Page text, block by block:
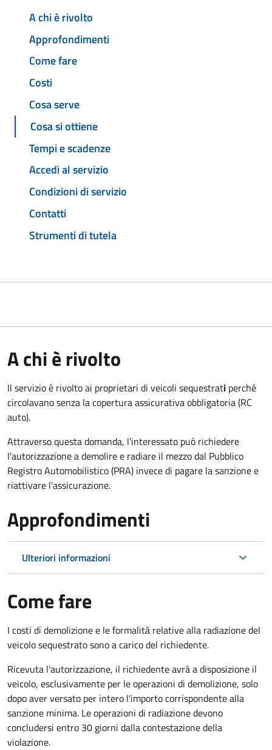
A chi è rivolto
Approfondimenti
Come fare
Costi
Cosa serve
Cosa si ottiene
Tempi e scadenze
Accedi al servizio
Condizioni di servizio
Contatti
Strumenti di tutela
A chi è rivolto
Il servizio è rivolto ai proprietari di veicoli sequestrati perché
circolavano senza la copertura assicurativa obbligatoria (RC
auto).
Attraverso questa domanda, l'interessato può richiedere
l'autorizzazione a demolire e radiare il mezzo dal Pubblico
Registro Automobilistico (PRA) invece di pagare la sanzione e
riattivare l'assicurazione.
Approfondimenti
Ulteriori informazioni
Come fare
I costi di demolizione e le formalità relative alla radiazione del
veicolo sequestrato sono a carico del richiedente.
Ricevuta l'autorizzazione, il richiedente avrà a disposizione il
veicolo, esclusivamente per le operazioni di demolizione, solo
dopo aver versato per intero l'importo corrispondente alla
sanzione minima. Le operazioni di radiazione devono
concludersi entro 30 giorni dalla contestazione della
violazione.